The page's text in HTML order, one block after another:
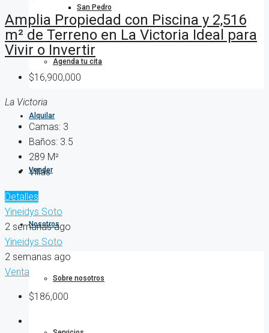
San Pedro
Agenda tu cita
Alquilar
Vender
Nosotros
Sobre nosotros
Amplia Propiedad con Piscina y 2,516
m² de Terreno en La Victoria Ideal para
Vivir o Invertir
$16,900,000
La Victoria
Camas: 3
Baños: 3.5
289 M²
Villas
Detalles
Yineidys Soto
2 semanas ago
Yineidys Soto
2 semanas ago
Venta
$186,000